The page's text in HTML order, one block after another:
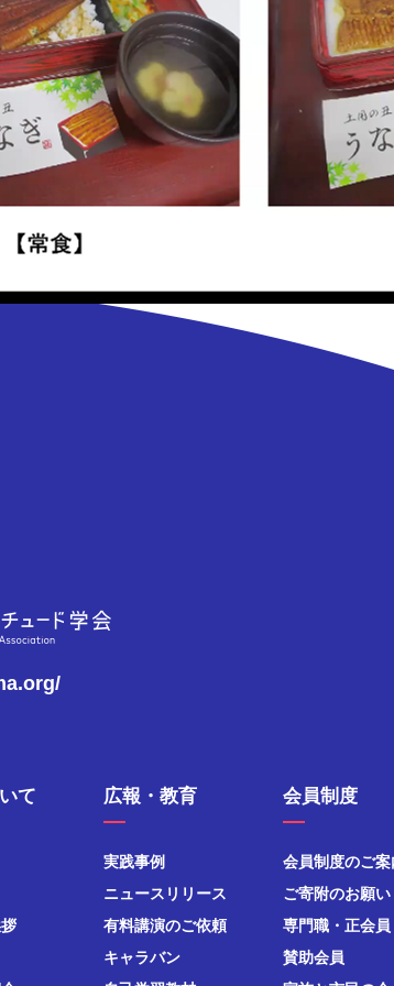
て 広報・教育
実践事例
ニュースリリース
有料講演のご依頼
キャラバン
会員制度
会員制度のご案
ご寄附のお願い
専門職・正会員
賛助会員